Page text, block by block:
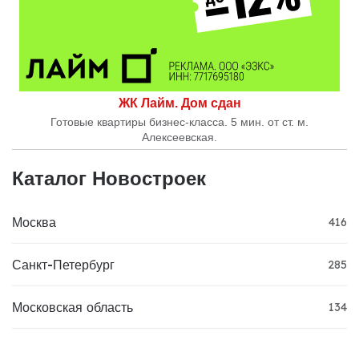
ЖК Лайм. Дом сдан
Готовые квартиры бизнес-класса. 5 мин. от ст. м.
Алексеевская.
Каталог Новостроек
Москва 416
Санкт-Петербург 285
Московская область 134